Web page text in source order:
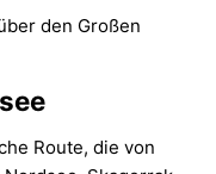
den Großen
Route, die von